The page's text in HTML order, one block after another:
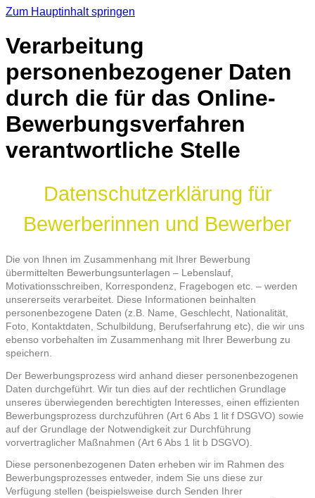
Zum Hauptinhalt springen
Verarbeitung
personenbezogener Daten
durch die für das Online-
Bewerbungsverfahren
verantwortliche Stelle
Datenschutzerklärung für
Bewerberinnen und Bewerber
Die von Ihnen im Zusammenhang mit Ihrer Bewerbung
übermittelten Bewerbungsunterlagen – Lebenslauf,
Motivationsschreiben, Korrespondenz, Fragebogen etc. – werden
unsererseits verarbeitet. Diese Informationen beinhalten
personenbezogene Daten (z.B. Name, Geschlecht, Nationalität,
Foto, Kontaktdaten, Schulbildung, Berufserfahrung etc), die wir uns
ebenso vorbehalten im Zusammenhang mit Ihrer Bewerbung zu
speichern.
Der Bewerbungsprozess wird anhand dieser personenbezogenen
Daten durchgeführt. Wir tun dies auf der rechtlichen Grundlage
unseres überwiegenden berechtigten Interesses, einen effizienten
Bewerbungsprozess durchzuführen (Art 6 Abs 1 lit f DSGVO) sowie
auf der Grundlage der Notwendigkeit zur Durchführung
vorvertraglicher Maßnahmen (Art 6 Abs 1 lit b DSGVO).
Diese personenbezogenen Daten erheben wir im Rahmen des
Bewerbungsprozesses entweder, indem Sie uns diese zur
Verfügung stellen (beispielsweise durch Senden Ihrer